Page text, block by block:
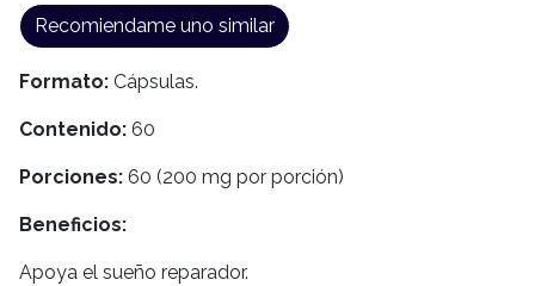
Recomiendame uno similar
Formato: Cápsulas.
Contenido: 60
Porciones: 60 (200 mg por porción)
Beneficios:
Apoya el sueño reparador.